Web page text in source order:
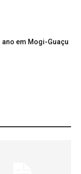
em Mogi-Guaçu